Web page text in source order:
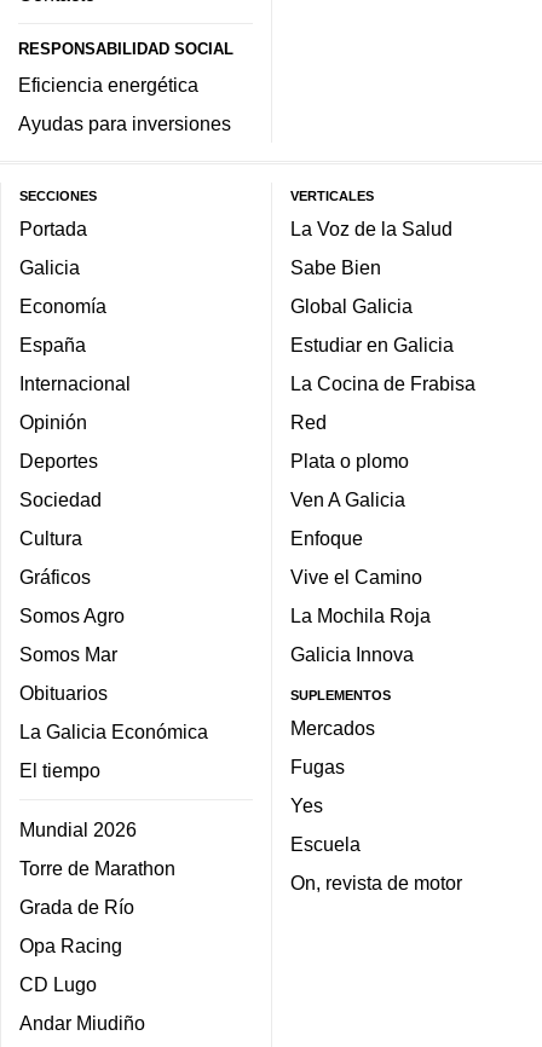
RESPONSABILIDAD SOCIAL
Eficiencia energética
Ayudas para inversiones
SECCIONES
Portada
Galicia
Economía
España
Internacional
Opinión
Deportes
Sociedad
Cultura
Gráficos
Somos Agro
Somos Mar
Obituarios
La Galicia Económica
El tiempo
Mundial 2026
Torre de Marathon
Grada de Río
Opa Racing
CD Lugo
Andar Miudiño
VERTICALES
La Voz de la Salud
Sabe Bien
Global Galicia
Estudiar en Galicia
La Cocina de Frabisa
Red
Plata o plomo
Ven A Galicia
Enfoque
Vive el Camino
La Mochila Roja
Galicia Innova
SUPLEMENTOS
Mercados
Fugas
Yes
Escuela
On, revista de motor